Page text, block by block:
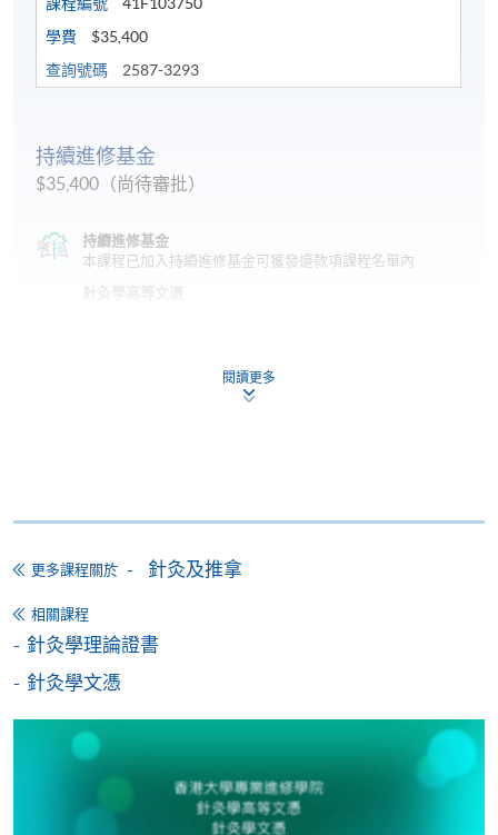
學費
$35,400
查詢號碼
2587-3293
持續進修基金
$35,400（尚待審批）
持續進修基金
本課程已加入持續進修基金可獲發還款項課程名單內
網上報名 立即報名
申請表 下載申請表
報名辦法
網上報名服務
香港大學專業進修學院提供24小時網上報名及繳費服
務，申請人可通過網上申請個別學歷頒授課程和報讀
大部份公開招生的課程(以先到先得形式報名的課程)。
閱讀更多
更多課程關於 針灸及推拿
相關課程
針灸學理論證書
針灸學文憑